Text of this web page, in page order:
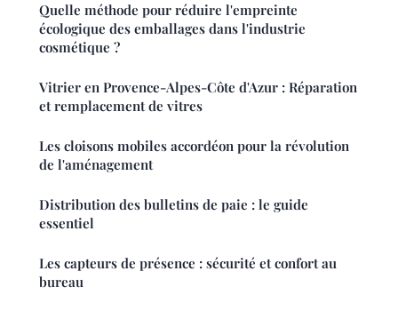
Quelle méthode pour réduire l'empreinte
écologique des emballages dans l'industrie
cosmétique ?
Vitrier en Provence-Alpes-Côte d'Azur : Réparation
et remplacement de vitres
Les cloisons mobiles accordéon pour la révolution
de l'aménagement
Distribution des bulletins de paie : le guide
essentiel
Les capteurs de présence : sécurité et confort au
bureau